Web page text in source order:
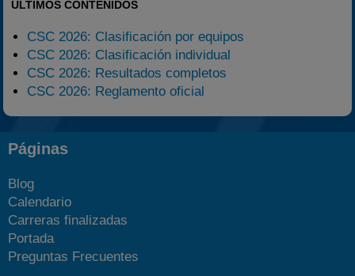
ÚLTIMOS CONTENIDOS
CSC 2026: Clasificación por equipos
CSC 2026: Clasificación individual
CSC 2026: Resultados completos
CSC 2026: Reglamento oficial
Páginas
Blog
Calendario
Carreras finalizadas
Portada
Preguntas Frecuentes